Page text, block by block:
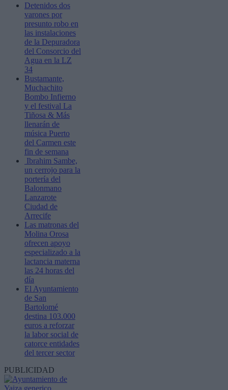
Detenidos dos
varones por
presunto robo en
las instalaciones
de la Depuradora
del Consorcio del
Agua en la LZ
34
Bustamante,
Muchachito
Bombo Infierno
y el festival La
Tiñosa & Más
llenarán de
música Puerto
del Carmen este
fin de semana
Ibrahim Sambe,
un cerrojo para la
portería del
Balonmano
Lanzarote
Ciudad de
Arrecife
Las matronas del
Molina Orosa
ofrecen apoyo
especializado a la
lactancia materna
las 24 horas del
día
El Ayuntamiento
de San
Bartolomé
destina 103.000
euros a reforzar
la labor social de
catorce entidades
del tercer sector
PUBLICIDAD